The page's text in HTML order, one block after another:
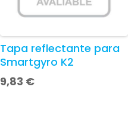
Tapa reflectante para
Smartgyro K2
9,83 €